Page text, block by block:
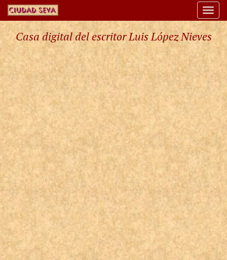
Casa digital del escritor Luis López Nieves